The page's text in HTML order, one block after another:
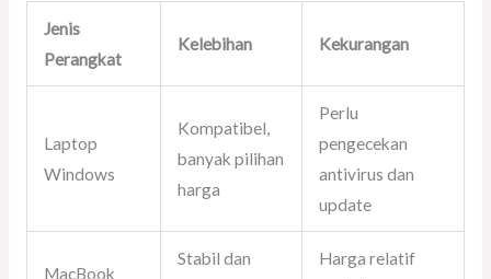
Jenis
Perangkat
Kelebihan Kekurangan
Laptop
Windows
Kompatibel,
banyak pilihan
harga
Perlu
pengecekan
antivirus dan
update
MacBook
Stabil dan
Harga relatif